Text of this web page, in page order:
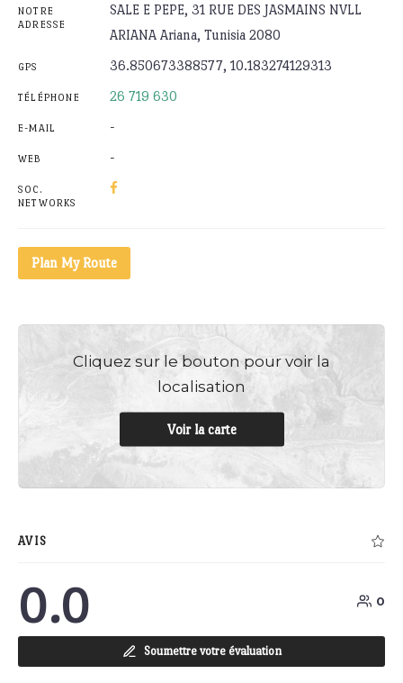
NOTRE
ADRESSE
SALE E PEPE, 31 RUE DES JASMAINS NVLL
ARIANA Ariana, Tunisia 2080
GPS 36.850673388577, 10.183274129313
TÉLÉPHONE 26 719 630
E-MAIL -
WEB -
SOC.
NETWORKS
Plan My Route
Cliquez sur le bouton pour voir la
localisation
Voir la carte
AVIS
0.0 0
Soumettre votre évaluation